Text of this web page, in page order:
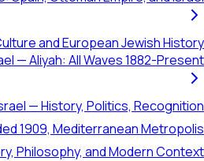
Ashkenazi Jewish Culture
Jewish Immigration to Israel —
Jerusalem: Capital of Israel —
Tel Aviv: Founded
Zionism: History,